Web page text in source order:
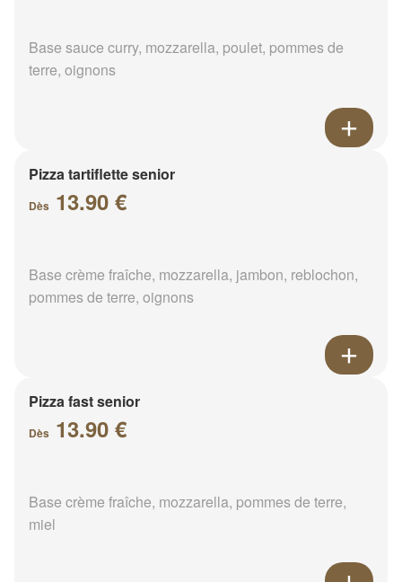
Base sauce curry, mozzarella, poulet, pommes de
terre, oignons
Pizza tartiflette senior
Dès 13.90 €
Base crème fraîche, mozzarella, jambon, reblochon,
pommes de terre, oignons
Pizza fast senior
Dès 13.90 €
Base crème fraîche, mozzarella, pommes de terre,
miel